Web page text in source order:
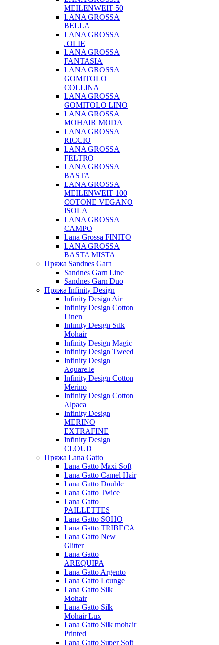
MEILENWEIT 50
LANA GROSSA
BELLA
LANA GROSSA
JOLIE
LANA GROSSA
FANTASIA
LANA GROSSA
GOMITOLO
COLLINA
LANA GROSSA
GOMITOLO LINO
LANA GROSSA
MOHAIR MODA
LANA GROSSA
RICCIO
LANA GROSSA
FELTRO
LANA GROSSA
BASTA
LANA GROSSA
MEILENWEIT 100
COTONE VEGANO
ISOLA
LANA GROSSA
CAMPO
Lana Grossa FINITO
LANA GROSSA
BASTA MISTA
Пряжа Sandnes Garn
Sandnes Garn Line
Sandnes Garn Duo
Пряжа Infinity Design
Infinity Design Air
Infinity Design Cotton
Linen
Infinity Design Silk
Mohair
Infinity Design Magic
Infinity Design Tweed
Infinity Design
Aquarelle
Infinity Design Cotton
Merino
Infinity Design Cotton
Alpaca
Infinity Design
MERINO
EXTRAFINE
Infinity Design
CLOUD
Пряжа Lana Gatto
Lana Gatto Maxi Soft
Lana Gatto Camel Hair
Lana Gatto Double
Lana Gatto Twice
Lana Gatto
PAILLETTES
Lana Gatto SOHO
Lana Gatto TRIBECA
Lana Gatto New
Glitter
Lana Gatto
AREQUIPA
Lana Gatto Argento
Lana Gatto Lounge
Lana Gatto Silk
Mohair
Lana Gatto Silk
Mohair Lux
Lana Gatto Silk mohair
Printed
Lana Gatto Super Soft